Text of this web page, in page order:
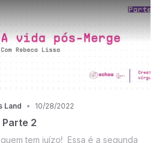
Land • 10/28/2022
2
tem juízo! Essa é a segunda